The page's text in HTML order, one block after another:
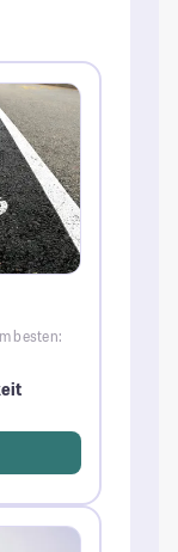
besten: